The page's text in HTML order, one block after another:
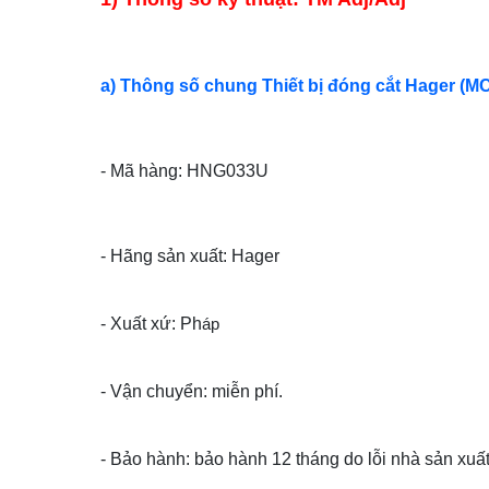
a) Thông số chung Thiết bị đóng cắt Hager
- Mã hàng: HNG033U
- Hãng sản xuất: Hager
- Xuất xứ: Pháp
- Vận chuyển: miễn phí.
- Bảo hành: bảo hành 12 tháng do lỗi nhà sản